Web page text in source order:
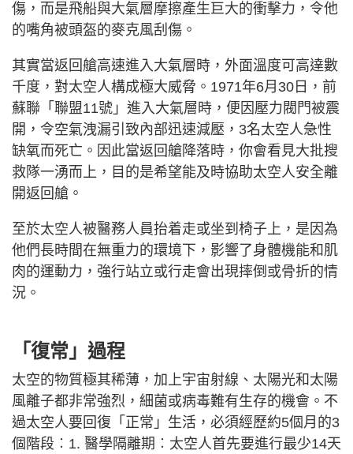
傷，而是飛船與大氣層摩擦產生巨大的衝擊力，令他
的嘴角被頭盔的麥克風刮傷。
其實當返回艙高速進入大氣層時，外面溫度可高達數
千度，對太空人構成極大威脅。1971年6月30日，前
蘇聯「聯盟11號」進入大氣層時，便因壓力閥門被震
開，令空氣洩漏引致內部迅速減壓，3名太空人急性
缺氧而死亡。因此當返回艙降落時，你會看見大批搜
救隊一湧而上，目的是希望能及時協助太空人安全離
開返回艙。
至於太空人被醫務人員抬着走或坐到椅子上，是因為
他們長時間在無重力的環境下，影響了身體機能和肌
肉的運動力，強行站立或行走會出現摔倒或骨折的情
況。
「復常」過程
太空的物質極其稀薄，加上宇宙射線、太陽光和太陽
風離子都非常強烈，細菌或病毒難有生存的機會。不
過太空人要回復「正常」生活，必須經歷約5個月的3
個階段︰1. 醫學隔離期︰太空人首先要進行最少14天